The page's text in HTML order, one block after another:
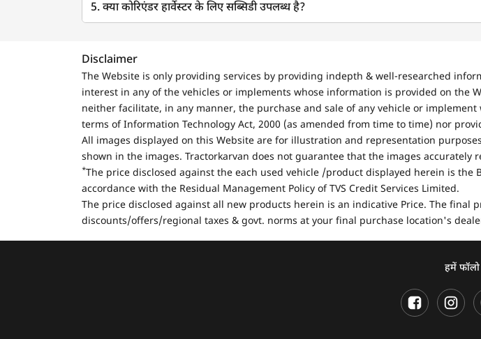
5. क्या कोरिएंडर हार्वेस्टर के लिए सब्सिडी उपलब्ध है?
Disclaimer
The Website is only providing services by providing indepth & well-researched
interest in any of the vehicles or implements whose information is provided on the
neither facilitate, in any manner, the purchase and sale of any vehicle or
terms of Information Technology Act, 2000 (as amended from time to time) nor
All images displayed on this Website are for illustration and representation
shown in the images. Tractorkarvan does not guarantee that the images accurately
*The price disclosed against the each used vehicle /product displayed herein is
accordance with the Residual Management Policy of TVS Credit Services Limited.
The price disclosed against all new products herein is an indicative Price. The
discounts/offers/regional taxes & govt. norms at your final purchase location's
हमें